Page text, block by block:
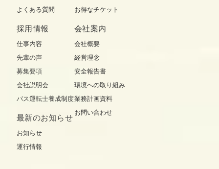
よくある質問
お得なチケット
採用情報
仕事内容
先輩の声
募集要項
会社説明会
バス運転士養成制度
最新のお知らせ
お知らせ
運行情報
会社案内
会社概要
経営理念
安全報告書
環境への取り組み
業務計画資料
お問い合わせ